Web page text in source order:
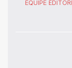
ÉQUIPE